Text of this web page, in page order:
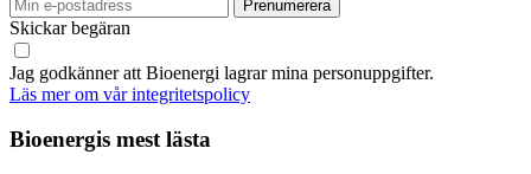
Skickar begäran
Jag godkänner att Bioenergi lagrar mina personuppgifter.
Läs mer om vår integritetspolicy
Bioenergis mest lästa